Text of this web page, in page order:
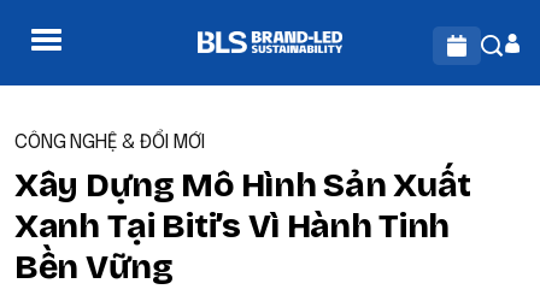
CÔNG NGHỆ & ĐỔI MỚI
Xây Dựng Mô Hình Sản Xuất
Xanh Tại Biti’s Vì Hành Tinh
Bền Vững